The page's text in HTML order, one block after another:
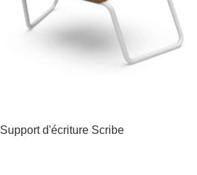
Support d'écriture Scribe